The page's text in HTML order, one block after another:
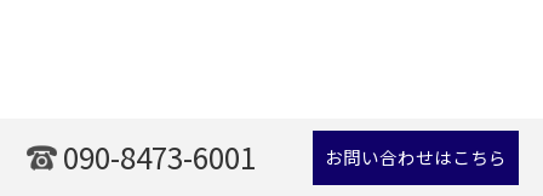
090-8473-6001 お問い合わせはこちら